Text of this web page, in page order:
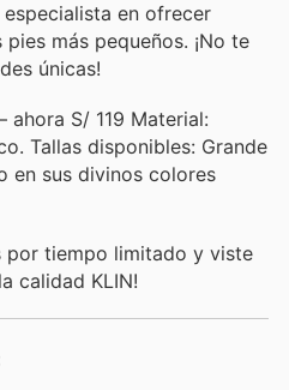
en ofrecer
más pequeños. ¡No te
únicas!
ahora S/ 119 Material:
Tallas disponibles: Grande
en sus divinos colores
por tiempo limitado y viste
calidad KLIN!